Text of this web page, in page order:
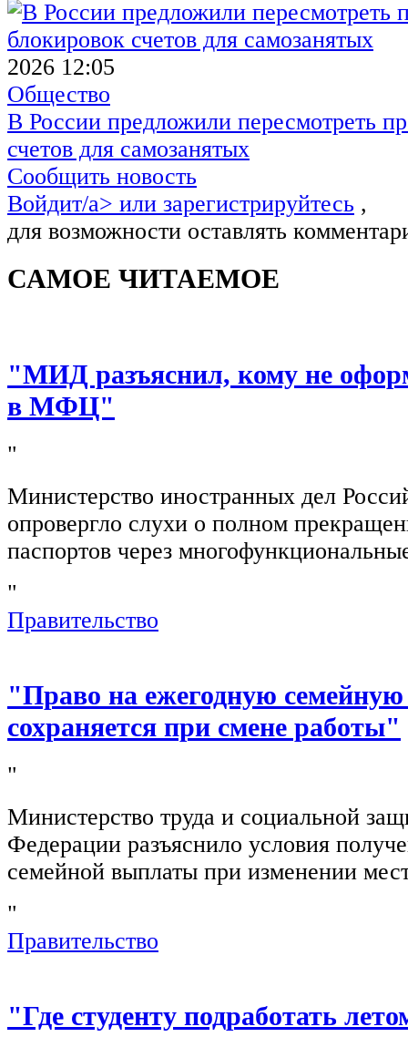
2026 12:05
Общество
В России предложили пересмотреть
счетов для самозанятых
Сообщить новость
Войдит/a> или зарегистрируйтесь ,
для возможности оставлять
САМОЕ ЧИТАЕМОЕ
"МИД разъяснил, кому не
в МФЦ"
"
Министерство иностранных дел
опровергло слухи о полном
паспортов через
"
Правительство
"Право на ежегодную
сохраняется при смене работы"
"
Министерство труда и социальной
Федерации разъяснило условия
семейной выплаты при изменении
"
Правительство
"Где студенту подработать